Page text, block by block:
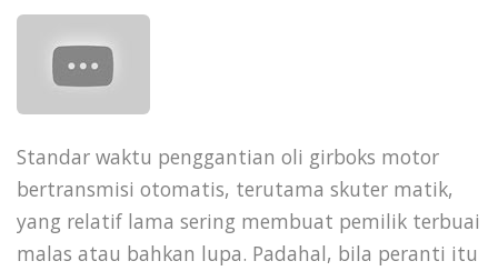
Standar waktu penggantian oli girboks motor
bertransmisi otomatis, terutama skuter matik,
yang relatif lama sering membuat pemilik terbuai
malas atau bahkan lupa. Padahal, bila peranti itu